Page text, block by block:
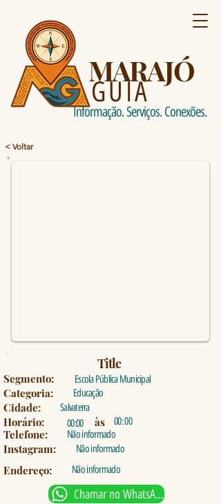
MARAJÓ
GUIA
Informação. Serviços. Conexões.
< Voltar
Title
Segmento: Escola Pública Municipal
Categoria: Educação
Cidade: Salvaterra
Horário: 00:00 às 00: 00
Telefone: Não informado
Instagram: Não informado
Endereço: Não informado
Chamar no WhatsApp